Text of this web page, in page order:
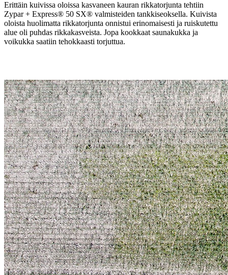
Erittäin kuivissa oloissa kasvaneen kauran rikkatorjunta tehtiin
Zypar + Express® 50 SX® valmisteiden tankkiseoksella. Kuivista
oloista huolimatta rikkatorjunta onnistui erinomaisesti ja ruiskutettu
alue oli puhdas rikkakasveista. Jopa kookkaat saunakukka ja
voikukka saatiin tehokkaasti torjuttua.